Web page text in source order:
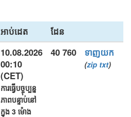
អាប់ដេត
ដែន
10.08.2026
00:10
(CET)
ការធ្វើបច្ចុប្បន្ន
ភាពបន្ទាប់នៅ
ក្នុង 3 ម៉ោង
40 760 ទាញយក
(zip txt)